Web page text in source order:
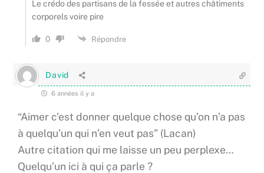
Le crédo des partisans de la fessée et autres châtiments
corporels voire pire
0 Répondre
David
6 années il y a
“Aimer c’est donner quelque chose qu’on n’a pas
à quelqu’un qui n’en veut pas” (Lacan)
Autre citation qui me laisse un peu perplexe…
Quelqu’un ici à qui ça parle ?